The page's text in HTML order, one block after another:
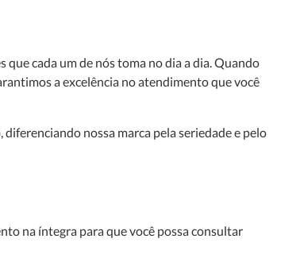
que cada um de nós toma no dia a dia. Quando
a excelência no atendimento que você
nossa marca pela seriedade e pelo
na íntegra para que você possa consultar